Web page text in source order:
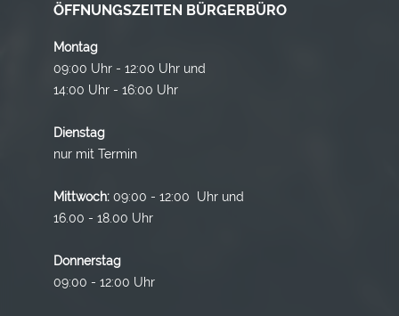
ÖFFNUNGSZEITEN BÜRGERBÜRO
Montag
09:00 Uhr - 12:00 Uhr und
14:00 Uhr - 16:00 Uhr
Dienstag
nur mit Termin
Mittwoch: 09:00 - 12:00 Uhr und
16.00 - 18.00 Uhr
Donnerstag
09:00 - 12:00 Uhr